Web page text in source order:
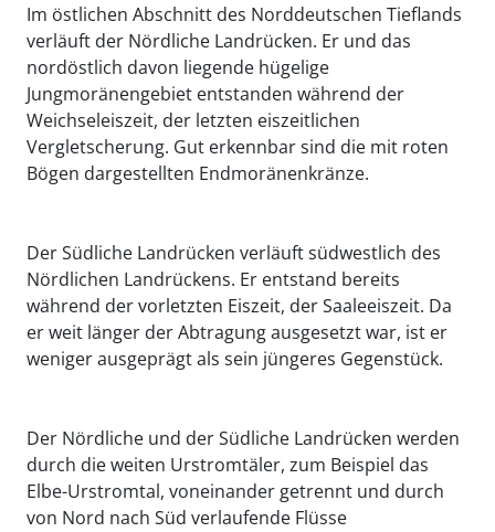
Im östlichen Abschnitt des Norddeutschen Tieflands
verläuft der Nördliche Landrücken. Er und das
nordöstlich davon liegende hügelige
Jungmoränengebiet entstanden während der
Weichseleiszeit, der letzten eiszeitlichen
Vergletscherung. Gut erkennbar sind die mit roten
Bögen dargestellten Endmoränenkränze.
Der Südliche Landrücken verläuft südwestlich des
Nördlichen Landrückens. Er entstand bereits
während der vorletzten Eiszeit, der Saaleeiszeit. Da
er weit länger der Abtragung ausgesetzt war, ist er
weniger ausgeprägt als sein jüngeres Gegenstück.
Der Nördliche und der Südliche Landrücken werden
durch die weiten Urstromtäler, zum Beispiel das
Elbe-Urstromtal, voneinander getrennt und durch
von Nord nach Süd verlaufende Flüsse